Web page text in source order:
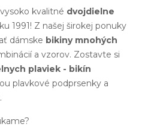
kvalitné dvojdielne
1991! Z našej širokej ponuky
dámske bikiny mnohých
a vzorov. Zostavte si
plaviek - bikín
plavkové podprsenky a